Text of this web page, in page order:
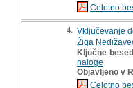
Celotno
4. Vključevanje
Žiga
Ključne
naloge
Objavljeno v
Celotno